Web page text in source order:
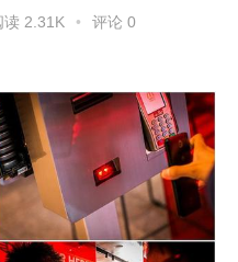
读 2.31K • 评论 0